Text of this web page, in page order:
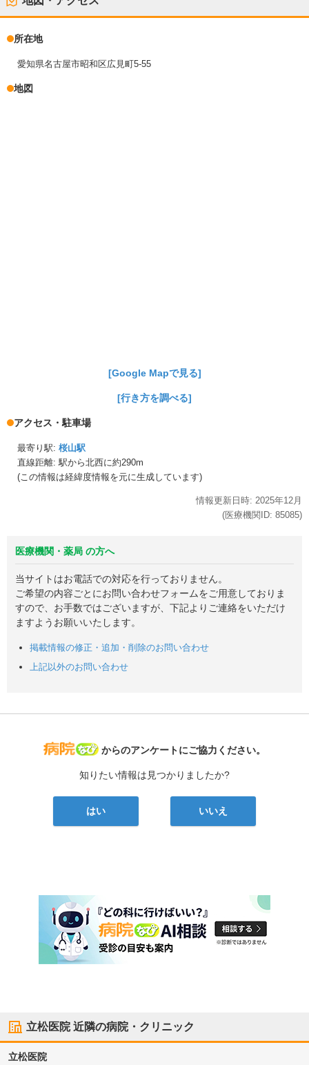
所在地
愛知県名古屋市昭和区広見町5-55
地図
[Google Mapで見る]
[行き方を調べる]
アクセス・駐車場
最寄り駅: 桜山駅
直線距離: 駅から北西に約290m
(この情報は経緯度情報を元に生成しています)
情報更新日時: 2025年12月
(医療機関ID: 85085)
医療機関・薬局 の方へ
当サイトはお電話での対応を行っておりません。
ご希望の内容ごとにお問い合わせフォームをご用意しておりま
すので、お手数ではございますが、下記よりご連絡をいただけ
ますようお願いいたします。
掲載情報の修正・追加・削除のお問い合わせ
上記以外のお問い合わせ
病院なび
からのアンケートにご協力ください。
知りたい情報は見つかりましたか?
はい いいえ
立松医院近隣の病院・クリニック
立松医院